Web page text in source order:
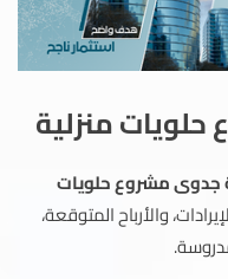
حلويات منزلية
جدوى مشروع حلويات
والأرباح المتوقعة،